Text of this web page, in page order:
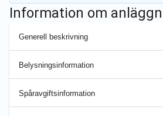
Information om
Generell beskrivning
Belysningsinformation
Spåravgiftsinformation